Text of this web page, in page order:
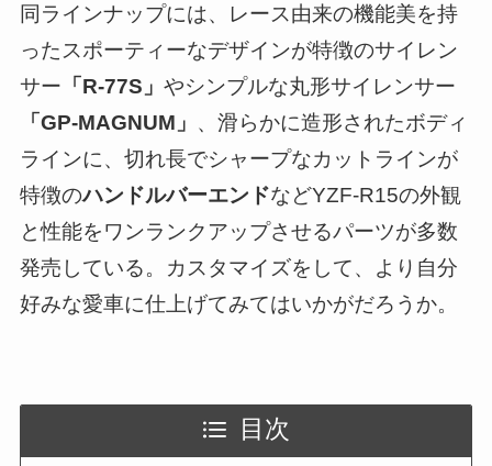
同ラインナップには、レース由来の機能美を持
ったスポーティーなデザインが特徴のサイレン
サー 「R-77S」 やシンプルな丸形サイレンサー
「GP-MAGNUM」 、滑らかに造形されたボディ
ラインに、切れ長でシャープなカットラインが
特徴のハンドルバーエンドなどYZF-R15の外観
と性能をワンランクアップさせるパーツが多数
発売している。カスタマイズをして、より自分
好みな愛車に仕上げてみてはいかがだろうか。
目次